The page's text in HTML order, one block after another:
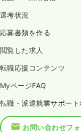
選考状況
応募書類を作る
閲覧した求人
転職応援コンテンツ
MyページFAQ
転職・派遣就業サポー
お問い合わせフ